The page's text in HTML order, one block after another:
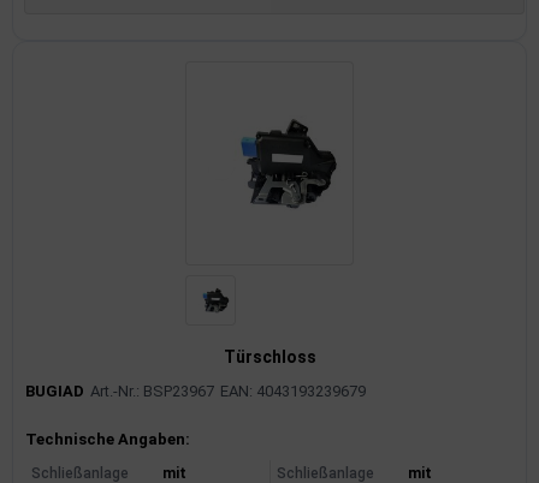
Türschloss
BUGIAD Art.-Nr.: BSP23967 EAN: 4043193239679
Produktinformationen
Technische Angaben:
Schließanlage
mit
Schließanlage
mit